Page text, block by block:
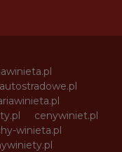
cenywiniet.pl
winieta.pl